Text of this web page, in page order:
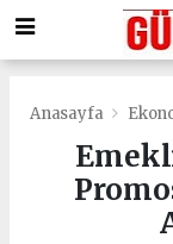
Anasayfa